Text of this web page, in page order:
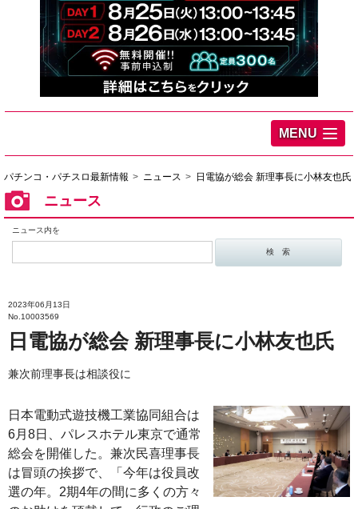
MENU
パチンコ・パチスロ最新情報 ニュース 日電協が総会 新理事長に小林友也氏
ニュース
ニュース内を
2023年06月13日
No.10003569
日電協が総会 新理事長に小林友也氏
兼次前理事長は相談役に
日本電動式遊技機工業協同組合は
6月8日、パレスホテル東京で通常
総会を開催した。兼次民喜理事長
は冒頭の挨拶で、「今年は役員改
選の年。2期4年の間に多くの方々